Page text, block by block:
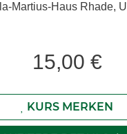
Martius-Haus Rhade,
15,00 €
KURS MERKEN